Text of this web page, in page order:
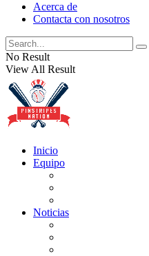
Acerca de
Contacta con nosotros
No Result
View All Result
Inicio
Equipo
Noticias